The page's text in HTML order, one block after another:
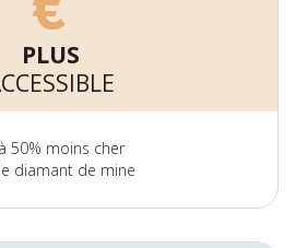
PLUS
50% moins cher
diamant de mine